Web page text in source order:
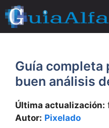
Saltar
al
contenido
Guía completa
buen análisis
Última actualización:
Autor: Pixelado